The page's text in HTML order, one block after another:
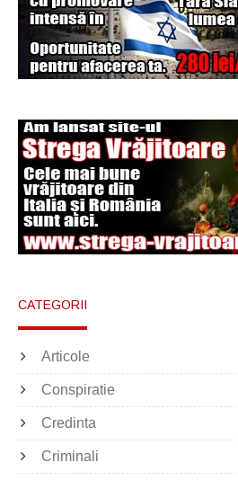
pentru un ritual de
magie neagră
CATEGORII
Articole
Conspiratie
Credinta
Criminali